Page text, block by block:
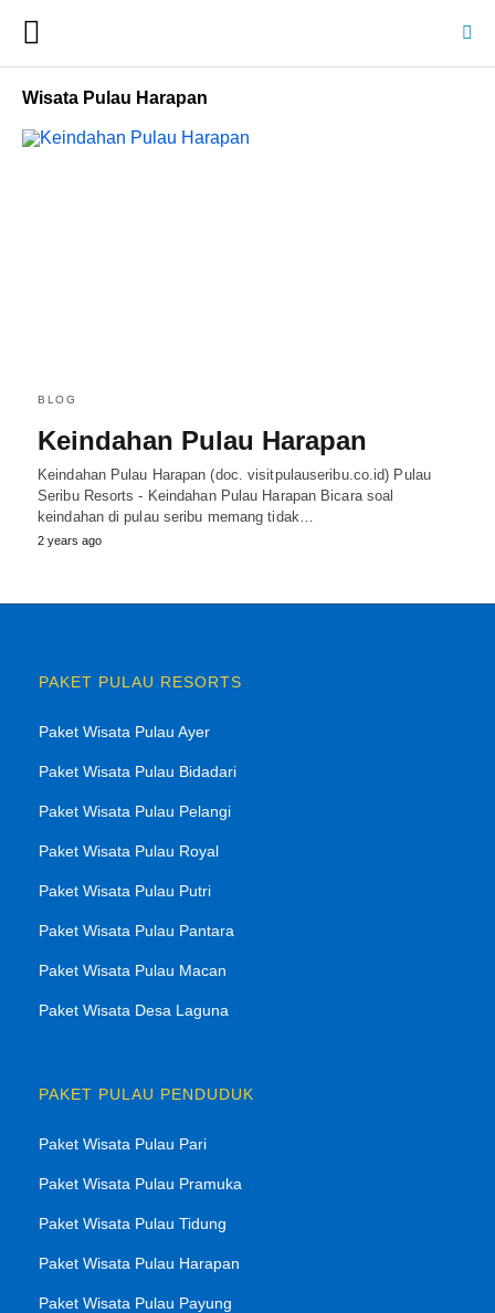
Wisata Pulau Harapan
BLOG
Keindahan Pulau Harapan
Keindahan Pulau Harapan (doc. visitpulauseribu.co.id) Pulau
Seribu Resorts - Keindahan Pulau Harapan Bicara soal
keindahan di pulau seribu memang tidak…
2 years ago
PAKET PULAU RESORTS
Paket Wisata Pulau Ayer
Paket Wisata Pulau Bidadari
Paket Wisata Pulau Pelangi
Paket Wisata Pulau Royal
Paket Wisata Pulau Putri
Paket Wisata Pulau Pantara
Paket Wisata Pulau Macan
Paket Wisata Desa Laguna
PAKET PULAU PENDUDUK
Paket Wisata Pulau Pari
Paket Wisata Pulau Pramuka
Paket Wisata Pulau Tidung
Paket Wisata Pulau Harapan
Paket Wisata Pulau Payung